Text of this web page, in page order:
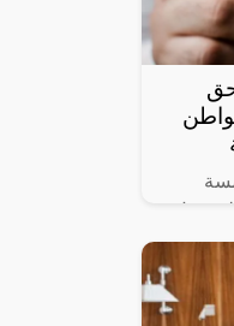
ينزل
برنامج
من